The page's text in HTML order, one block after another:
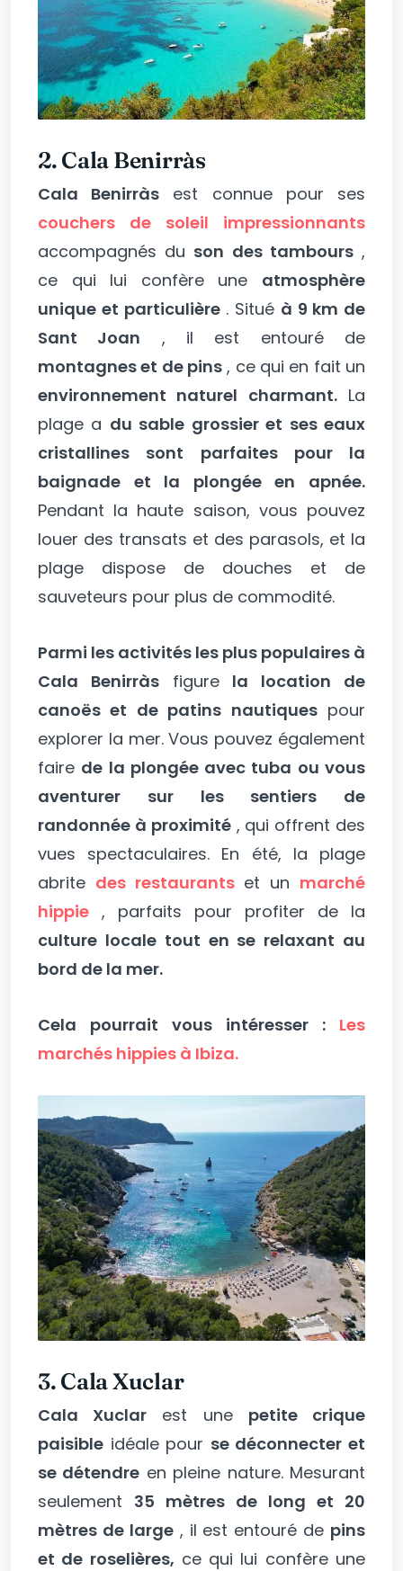
2.CalaBenirràs
Cala Benirràs est connue pour ses
couchers de soleil impressionnants
accompagnés du son des tambours,
ce qui lui confère une atmosphère
unique et particulière. Situé à 9 km de
Sant Joan , il est entouré de
montagnes et de pins , ce qui en fait un
environnement naturel charmant.La
plage a du sable grossier et ses eaux
cristallines sont parfaites pour la
baignade et la plongée en apnée.
Pendant la haute saison, vous pouvez
louer des transats et des parasols, et la
plage dispose de douches et de
sauveteurs pour plus de commodité.
Parmi les activités les plus populaires à
Cala Benirràsfigure la location de
canoës et de patins nautiquespour
explorer la mer. Vous pouvez également
faire de la plongée avec tuba ou vous
aventurer sur les sentiers de
randonnée à proximité, qui offrent des
vues spectaculaires. En été, la plage
abrite des restaurantset un marché
hippie , parfaits pour profiter de la
culture locale tout en se relaxant au
bord de la mer.
Cela pourrait vous intéresser : Les
marchés hippies à Ibiza.
3. Cala Xuclar
Cala Xuclar est une petite crique
paisible idéale pour se déconnecter et
se détendre en pleine nature. Mesurant
seulement 35 mètres de long et 20
mètres de large, il est entouré de pins
et de roselières, ce qui lui confère une